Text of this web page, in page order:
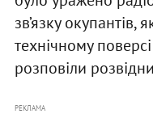
зв’язку окупантів,
технічному
розповіли
РЕКЛАМА